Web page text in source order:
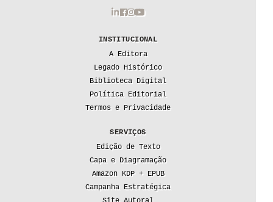
INSTITUCIONAL
A Editora
Legado Histórico
Biblioteca Digital
Política Editorial
Termos e Privacidade
SERVIÇOS
Edição de Texto
Capa e Diagramação
Amazon KDP + EPUB
Campanha Estratégica